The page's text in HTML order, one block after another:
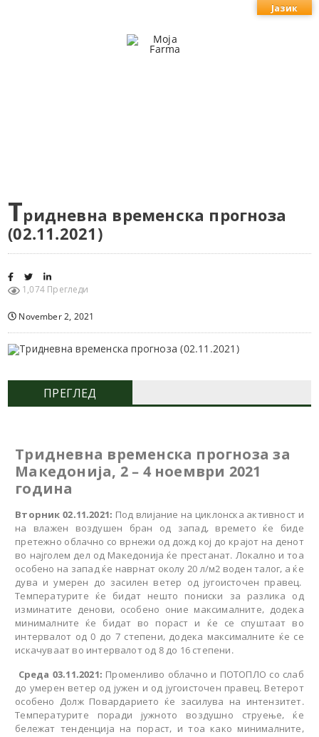
Тридневна временска прогноза
(02.11.2021)
1,074 Прегледи
November 2, 2021
ПРЕГЛЕД
Тридневна временска прогноза за
Македонија, 2 – 4 ноември 2021
година
Вторник 02.11.2021: Под влијание на циклонска активност и
на влажен воздушен бран од запад, времето ќе биде
претежно облачно со врнежи од дожд кој до крајот на денот
во најголем дел од Македонија ќе престанат. Локално и тоа
особено на запад ќе наврнат околу 20 л/м2 воден талог, а ќе
дува и умерен до засилен ветер од југоисточен правец.
Температурите ќе бидат нешто пониски за разлика од
изминатите денови, особено оние максималните, додека
минималните ќе бидат во пораст и ќе се спуштаат во
интервалот од 0 до 7 степени, додека максималните ќе се
искачуваат во интервалот од 8 до 16 степени.
Среда 03.11.2021: Променливо облачно и ПОТОПЛО со слаб
до умерен ветер од јужен и од југоисточен правец. Ветерот
особено Долж Повардарието ќе засилува на интензитет.
Температурите поради јужното воздушно струење, ќе
бележат тенденција на пораст, и тоа како минималните,
Јазик